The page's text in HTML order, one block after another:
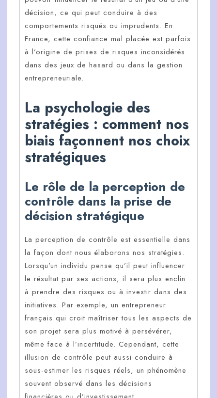
décision, ce qui peut conduire à des
comportements risqués ou imprudents. En
France, cette confiance mal placée est parfois
à l’origine de prises de risques inconsidérés
dans des jeux de hasard ou dans la gestion
entrepreneuriale.
La psychologie des
stratégies : comment nos
biais façonnent nos choix
stratégiques
Le rôle de la perception de
contrôle dans la prise de
décision stratégique
La perception de contrôle est essentielle dans
la façon dont nous élaborons nos stratégies.
Lorsqu’un individu pense qu’il peut influencer
le résultat par ses actions, il sera plus enclin
à prendre des risques ou à investir dans des
initiatives. Par exemple, un entrepreneur
français qui croit maîtriser tous les aspects de
son projet sera plus motivé à persévérer,
même face à l’incertitude. Cependant, cette
illusion de contrôle peut aussi conduire à
sous-estimer les risques réels, un phénomène
souvent observé dans les décisions